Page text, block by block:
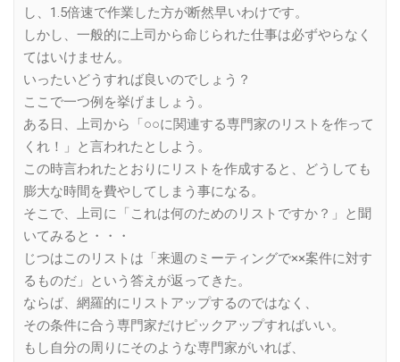
し、1.5倍速で作業した方が断然早いわけです。
しかし、一般的に上司から命じられた仕事は必ずやらなく
てはいけません。
いったいどうすれば良いのでしょう？
ここで一つ例を挙げましょう。
ある日、上司から「○○に関連する専門家のリストを作って
くれ！」と言われたとしよう。
この時言われたとおりにリストを作成すると、どうしても
膨大な時間を費やしてしまう事になる。
そこで、上司に「これは何のためのリストですか？」と聞
いてみると・・・
じつはこのリストは「来週のミーティングで××案件に対す
るものだ」という答えが返ってきた。
ならば、網羅的にリストアップするのではなく、
その条件に合う専門家だけピックアップすればいい。
もし自分の周りにそのような専門家がいれば、